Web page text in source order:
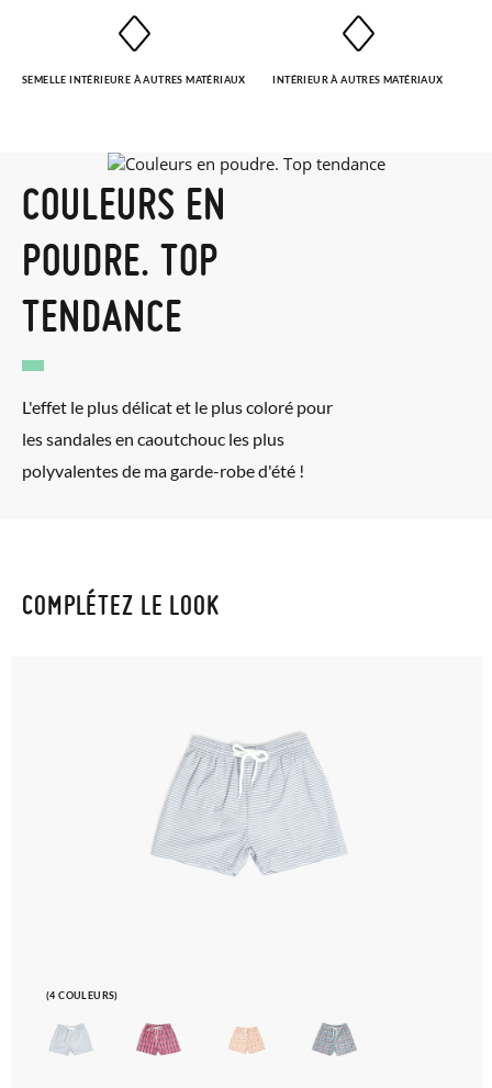
SEMELLE INTÉRIEURE À AUTRES MATÉRIAUX INTÉRIEUR À AUTRES MATÉRIAUX
COULEURS EN
POUDRE. TOP
TENDANCE
L'effet le plus délicat et le plus coloré pour
les sandales en caoutchouc les plus
polyvalentes de ma garde-robe d'été !
COMPLÉTEZ LE LOOK
(4 COULEURS)